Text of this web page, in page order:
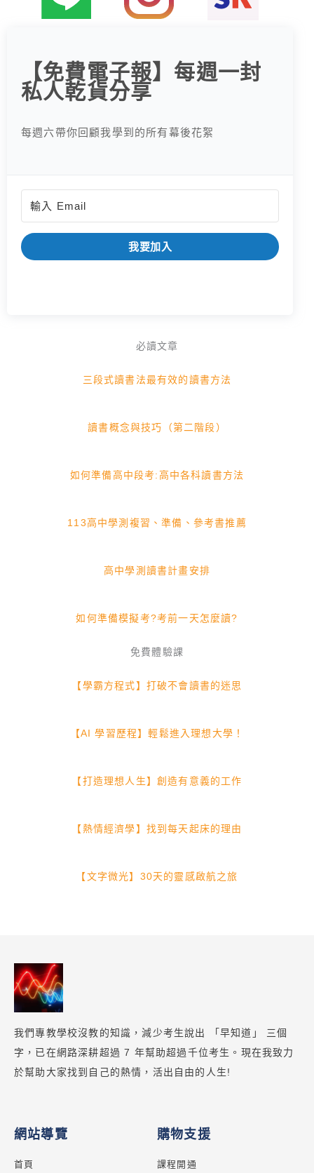
【免費電子報】每週一封
私人乾貨分享
每週六帶你回顧我學到的所有幕後花絮
我要加入
必讀文章
三段式讀書法最有效的讀書方法
讀書概念與技巧（第二階段）
如何準備高中段考:高中各科讀書方法
113高中學測複習、準備、參考書推薦
高中學測讀書計畫安排
如何準備模擬考?考前一天怎麼讀?
免費體驗課
【學霸方程式】打破不會讀書的迷思
【AI 學習歷程】輕鬆進入理想大學！
【打造理想人生】創造有意義的工作
【熱情經濟學】找到每天起床的理由
【文字微光】30天的靈感啟航之旅
我們專教學校沒教的知識，減少考生說出 「早知道」 三個
字，已在網路深耕超過 7 年幫助超過千位考生。現在我致力
於幫助大家找到自己的熱情，活出自由的人生!
網站導覽
首頁
購物支援
課程開通